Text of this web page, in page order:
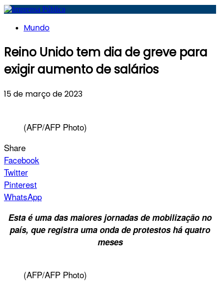
Mundo
Reino Unido tem dia de greve para
exigir aumento de salários
15 de março de 2023
(AFP/AFP Photo)
Share
Facebook
Twitter
Pinterest
WhatsApp
Esta é uma das maiores jornadas de mobilização no
país, que registra uma onda de protestos há quatro
meses
(AFP/AFP Photo)